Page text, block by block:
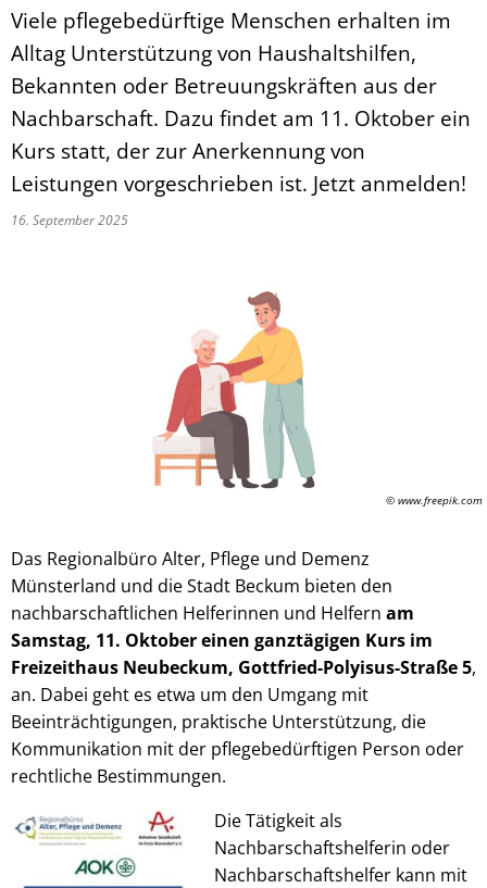
Viele pflegebedürftige Menschen erhalten im
Alltag Unterstützung von Haushaltshilfen,
Bekannten oder Betreuungskräften aus der
Nachbarschaft. Dazu findet am 11. Oktober ein
Kurs statt, der zur Anerkennung von
Leistungen vorgeschrieben ist. Jetzt anmelden!
16. September 2025
© www.freepik.com
Das Regionalbüro Alter, Pflege und Demenz
Münsterland und die Stadt Beckum bieten den
nachbarschaftlichen Helferinnen und Helfern am
Samstag, 11. Oktober einen ganztägigen Kurs im
Freizeithaus Neubeckum, Gottfried-Polyisus-Straße 5,
an. Dabei geht es etwa um den Umgang mit
Beeinträchtigungen, praktische Unterstützung, die
Kommunikation mit der pflegebedürftigen Person oder
rechtliche Bestimmungen.
Die Tätigkeit als
Nachbarschaftshelferin oder
Nachbarschaftshelfer kann mit